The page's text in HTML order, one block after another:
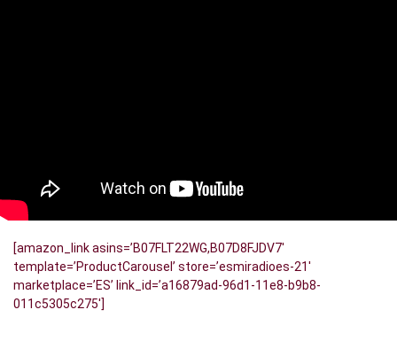
[amazon_link asins=’B07FLT22WG,B07D8FJDV7′
template=’ProductCarousel’ store=’esmiradioes-21′
marketplace=’ES’ link_id=’a16879ad-96d1-11e8-b9b8-
011c5305c275′]